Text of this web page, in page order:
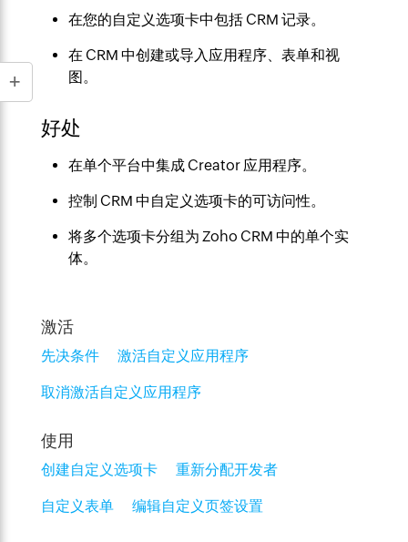
在您的自定义选项卡中包括 CRM 记录。
在 CRM 中创建或导入应用程序、表单和视
图。
好处
在单个平台中集成 Creator 应用程序。
控制 CRM 中自定义选项卡的可访问性。
将多个选项卡分组为 Zoho CRM 中的单个实
体。
激活
先决条件 激活自定义应用程序
取消激活自定义应用程序
使用
创建自定义选项卡 重新分配开发者
自定义表单 编辑自定义页签设置